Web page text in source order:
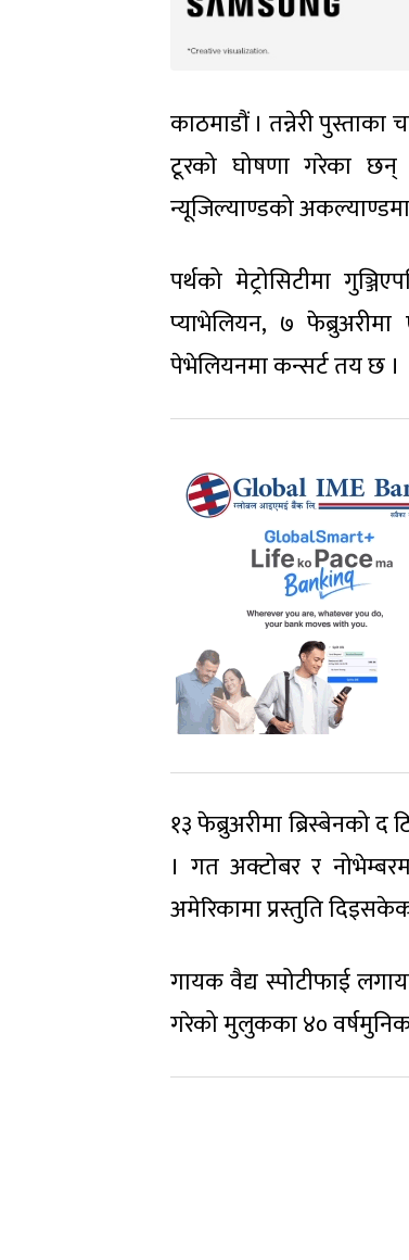
काठमाडौं । तन्नेरी
टूरको घोषणा गरेका छन्
न्यूजिल्याण्डको
पर्थको मेट्रोसिटीमा
प्याभेलियन, ७
पेभेलियनमा कन्सर्ट तय छ ।
१३ फेब्रुअरीमा ब्रिस्बेनको द
। गत अक्टोबर र
अमेरिकामा प्रस्तुति
गायक वैद्य स्पोटीफाई
गरेको मुलुकका ४०